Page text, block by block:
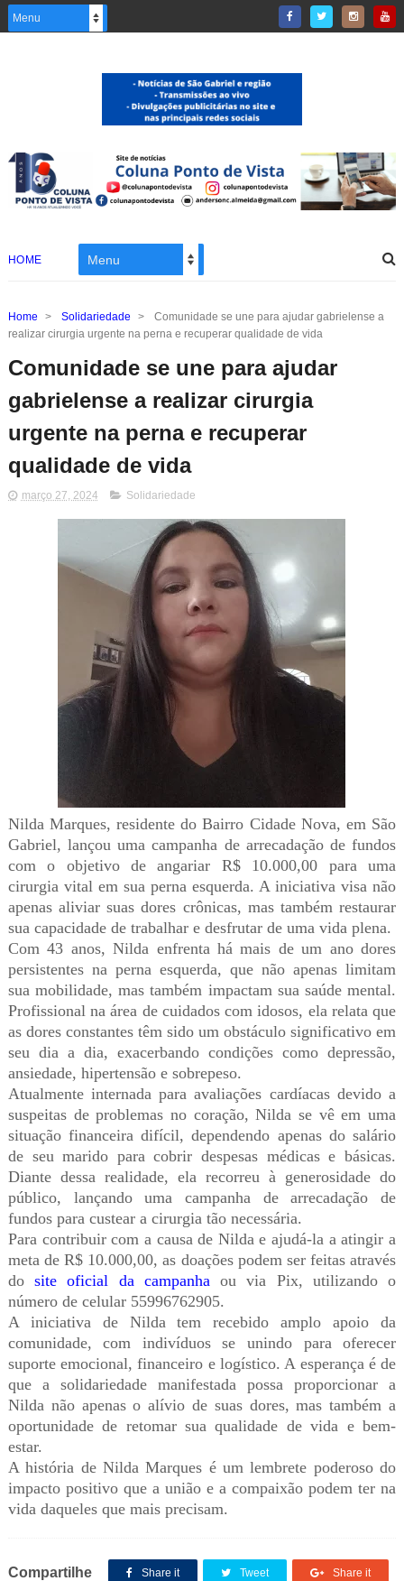
HOME
Home > Solidariedade >
Comunidade se une para ajudar gabrielense a
realizar cirurgia urgente na perna e recuperar qualidade de vida
Comunidade se une para ajudar
gabrielense a realizar cirurgia
urgente na perna e recuperar
qualidade de vida
março 27, 2024 Solidariedade
Nilda Marques, residente do Bairro Cidade Nova, em São
Gabriel, lançou uma campanha de arrecadação de fundos
com o objetivo de angariar R$ 10.000,00 para uma
cirurgia vital em sua perna esquerda. A iniciativa visa não
apenas aliviar suas dores crônicas, mas também restaurar
sua capacidade de trabalhar e desfrutar de uma vida plena.
Com 43 anos, Nilda enfrenta há mais de um ano dores
persistentes na perna esquerda, que não apenas limitam
sua mobilidade, mas também impactam sua saúde mental.
Profissional na área de cuidados com idosos, ela relata que
as dores constantes têm sido um obstáculo significativo em
seu dia a dia, exacerbando condições como depressão,
ansiedade, hipertensão e sobrepeso.
Atualmente internada para avaliações cardíacas devido a
suspeitas de problemas no coração, Nilda se vê em uma
situação financeira difícil, dependendo apenas do salário
de seu marido para cobrir despesas médicas e básicas.
Diante dessa realidade, ela recorreu à generosidade do
público, lançando uma campanha de arrecadação de
fundos para custear a cirurgia tão necessária.
Para contribuir com a causa de Nilda e ajudá-la a atingir a
meta de R$ 10.000,00, as doações podem ser feitas através
dosite oficial da campanhaou via Pix, utilizando o
número de celular 55996762905.
A iniciativa de Nilda tem recebido amplo apoio da
comunidade, com indivíduos se unindo para oferecer
suporte emocional, financeiro e logístico. A esperança é de
que a solidariedade manifestada possa proporcionar a
Nilda não apenas o alívio de suas dores, mas também a
oportunidade de retomar sua qualidade de vida e bem-
estar.
A história de Nilda Marques é um lembrete poderoso do
impacto positivo que a união e a compaixão podem ter na
vida daqueles que mais precisam.
Compartilhe Share it Tweet Share it